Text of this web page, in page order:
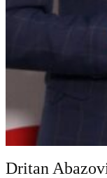
Dritan